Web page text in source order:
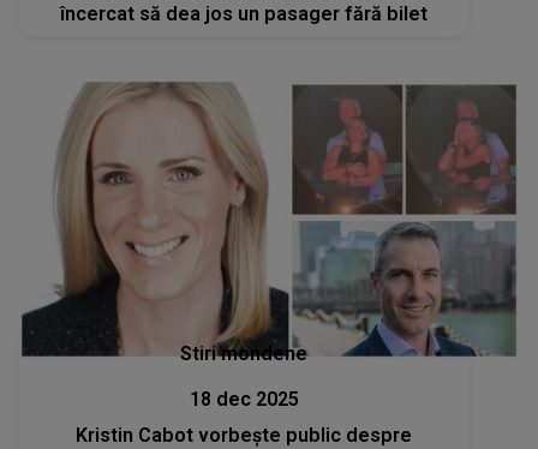
încercat să dea jos un pasager fără bilet
Stiri mondene
18 dec 2025
Kristin Cabot vorbește public despre